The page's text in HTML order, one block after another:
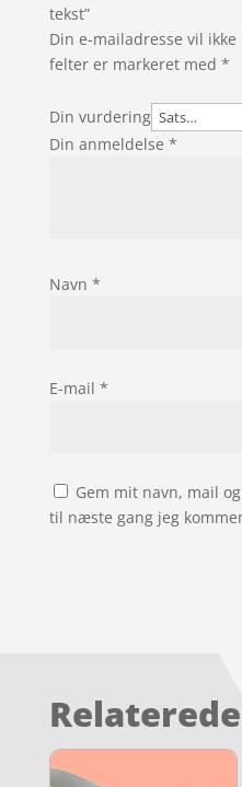
tekst”
Din e-mailadresse vil
felter er markeret med *
Din vurdering
Din anmeldelse *
Navn *
E-mail *
Gem mit navn, mail
til næste gang jeg